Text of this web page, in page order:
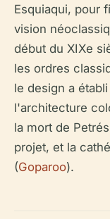
Esquiaqui, pour
vision
début du XIXe
les ordres
le design a
l'architecture
la mort de
projet, et la
(Goparoo).